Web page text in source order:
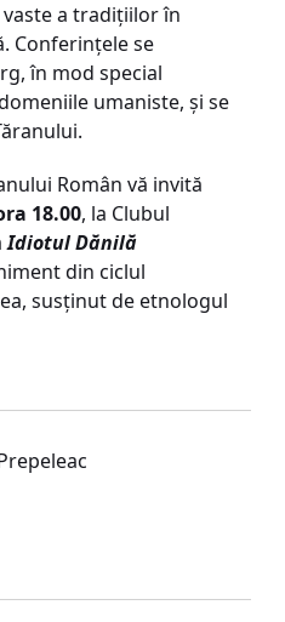
a tradiţiilor în
Conferinţele se
în mod special
umaniste, şi se
Român vă invită
18.00, la Clubul
Idiotul Dănilă
din ciclul
susţinut de etnologul